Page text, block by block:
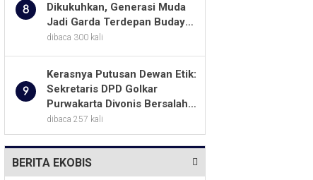
8
Dikukuhkan, Generasi Muda
Jadi Garda Terdepan Budaya
Integritas
dibaca 300 kali
9
Kerasnya Putusan Dewan Etik:
Sekretaris DPD Golkar
Purwakarta Divonis Bersalah,
Diusir Dari Jabatan Selama
Empat Tahun
dibaca 257 kali
BERITA EKOBIS